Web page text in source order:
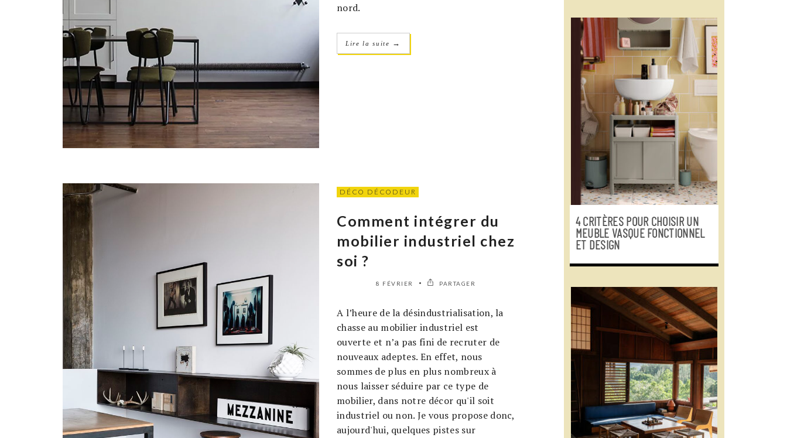
nord.
Lire la suite →
DÉCO DÉCODEUR
Comment intégrer du
mobilier industriel chez
soi ?
8 FÉVRIER PARTAGER
A l’heure de la désindustrialisation, la
chasse au mobilier industriel est
ouverte et n’a pas fini de recruter de
nouveaux adeptes. En effet, nous
sommes de plus en plus nombreux à
nous laisser séduire par ce type de
mobilier, dans notre décor qu'il soit
industriel ou non. Je vous propose donc,
aujourd'hui, quelques pistes sur
4 CRITÈRES POUR CHOISIR UN
MEUBLE VASQUE FONCTIONNEL
ET DESIGN